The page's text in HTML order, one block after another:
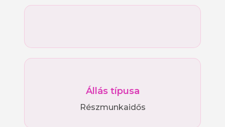
Állás típusa
Részmunkaidős